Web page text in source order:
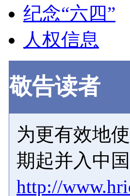
纪念“六四”
人权信息
敬告读者
为更有效地
期起并入中
http://